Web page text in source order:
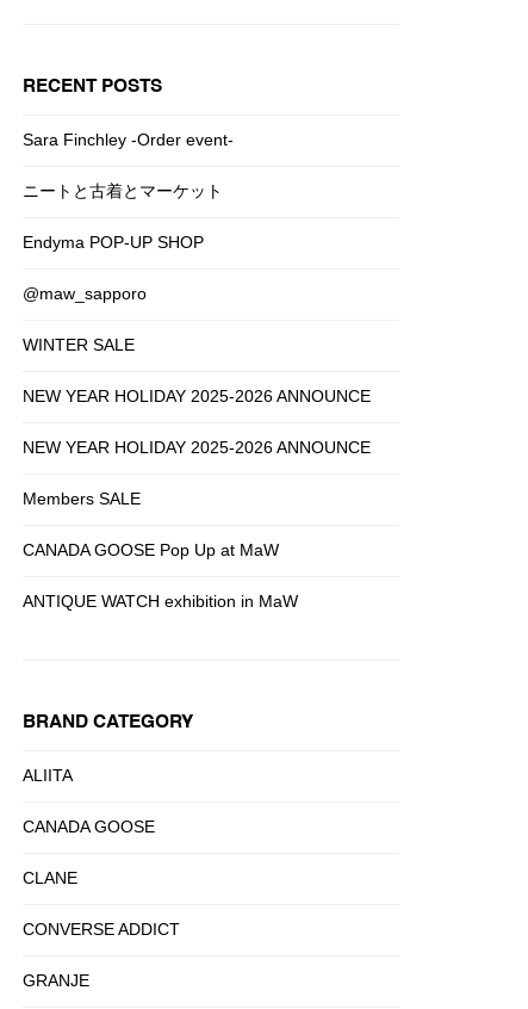
RECENT POSTS
Sara Finchley -Order event-
ニートと古着とマーケット
Endyma POP-UP SHOP
@maw_sapporo
WINTER SALE
NEW YEAR HOLIDAY 2025-2026 ANNOUNCE
NEW YEAR HOLIDAY 2025-2026 ANNOUNCE
Members SALE
CANADA GOOSE Pop Up at MaW
ANTIQUE WATCH exhibition in MaW
BRAND CATEGORY
ALIITA
CANADA GOOSE
CLANE
CONVERSE ADDICT
GRANJE